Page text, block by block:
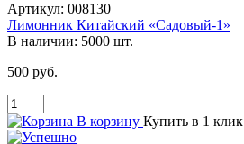
Артикул: 008130
Лимонник Китайский «Садовый-1»
В наличии: 5000 шт.
500 руб.
В корзину Купить в 1 клик